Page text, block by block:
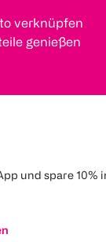
verknüpfen
genießen
und spare 10%